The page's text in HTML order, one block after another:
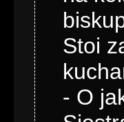
Stoi
- O